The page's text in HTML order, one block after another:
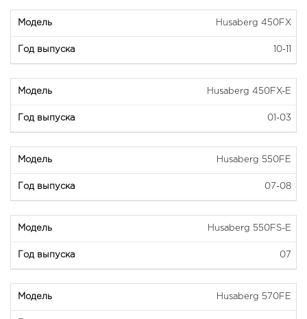
Husaberg 450FX
10-11
Husaberg 450FX-E
01-03
Husaberg 550FE
07-08
Husaberg 550FS-E
07
Husaberg 570FE